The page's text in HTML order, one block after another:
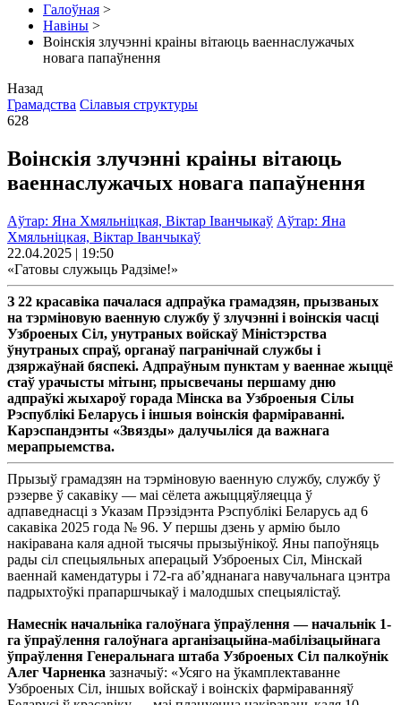
Галоўная >
Навіны >
Воiнскiя злучэннi краiны вiтаюць ваеннаслужачых
новага папаўнення
Назад
Грамадства Сілавыя структуры
628
Воiнскiя злучэннi краiны вiтаюць
ваеннаслужачых новага папаўнення
Аўтар: Яна Хмяльніцкая, Віктар Іванчыкаў Аўтар: Яна
Хмяльніцкая, Віктар Іванчыкаў
22.04.2025 | 19:50
«Гатовы служыць Радзiме!»
З 22 красавiка пачалася адпраўка грамадзян, прызваных
на тэрмiновую ваенную службу ў злучэннi i воiнскiя часцi
Узброеных Сiл, унутраных войскаў Мiнiстэрства
ўнутраных спраў, органаў пагранiчнай службы i
дзяржаўнай бяспекi. Адпраўным пунктам у ваеннае жыццё
стаў урачысты мiтынг, прысвечаны першаму дню
адпраўкi жыхароў горада Мiнска ва Узброеныя Сiлы
Рэспублiкi Беларусь i iншыя воiнскiя фармiраваннi.
Карэспандэнты «Звязды» далучылiся да важнага
мерапрыемства.
Прызыў грамадзян на тэрмiновую ваенную службу, службу ў
рэзерве ў сакавiку — маi сёлета ажыццяўляецца ў
адпаведнасцi з Указам Прэзiдэнта Рэспублiкi Беларусь ад 6
сакавiка 2025 года № 96. У першы дзень у армiю было
накiравана каля адной тысячы прызыўнiкоў. Яны папоўняць
рады сiл спецыяльных аперацый Узброеных Сiл, Мiнскай
ваеннай камендатуры i 72-га аб’яднанага навучальнага цэнтра
падрыхтоўкi прапаршчыкаў i малодшых спецыялiстаў.
Намеснiк начальнiка галоўнага ўпраўлення — начальнiк 1-
га ўпраўлення галоўнага арганiзацыйна-мабiлiзацыйнага
ўпраўлення Генеральнага штаба Узброеных Сiл палкоўнiк
Алег Чарненка зазначыў: «Усяго на ўкамплектаванне
Узброеных Сiл, iншых войскаў i воiнскiх фармiраванняў